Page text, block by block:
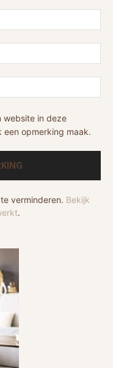
website in deze
opmerking maak.
verminderen. Bekijk
.